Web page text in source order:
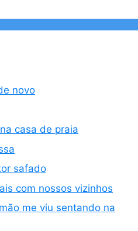
novo
casa de praia
safado
com nossos vizinhos
me viu sentando na